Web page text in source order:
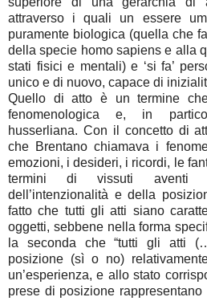
attraverso i quali un essere
puramente biologica (quella che
della specie homo sapiens e alla
stati fisici e mentali) e ‘si fa’
unico e di nuovo, capace di
Quello di atto è un termine
fenomenologica e, in
husserliana. Con il concetto di
che Brentano chiamava i
emozioni, i desideri, i ricordi, le
termini di vissuti aventi
dell’intenzionalità e della
fatto che tutti gli atti siano
oggetti, sebbene nella forma
la seconda che “tutti gli atti
posizione (sì o no)
un’esperienza, e allo stato
prese di posizione